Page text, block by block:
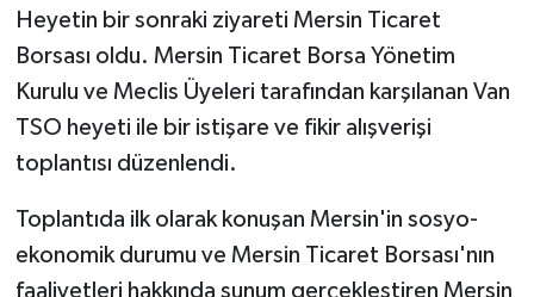
Heyetin bir sonraki ziyareti Mersin Ticaret
Borsası oldu. Mersin Ticaret Borsa Yönetim
Kurulu ve Meclis Üyeleri tarafından karşılanan Van
TSO heyeti ile bir istişare ve fikir alışverişi
toplantısı düzenlendi.
Toplantıda ilk olarak konuşan Mersin'in sosyo-
ekonomik durumu ve Mersin Ticaret Borsası'nın
faaliyetleri hakkında sunum gerçekleştiren Mersin